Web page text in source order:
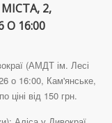
2,
16:00
(АМДТ ім. Лесі
о 16:00, Кам'янське,
ціні від 150 грн.